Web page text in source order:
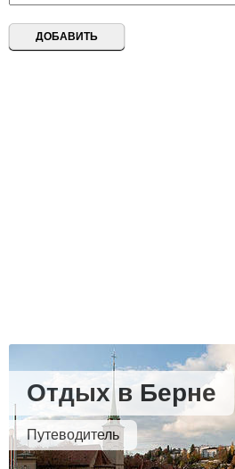
Отдых в Берне
Путеводитель